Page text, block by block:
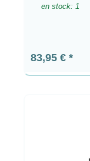
en stock: 1
Precio
83,95 €